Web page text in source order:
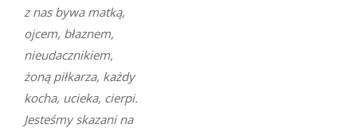
z nas bywa matką,
ojcem, błaznem,
nieudacznikiem,
żoną piłkarza, każdy
kocha, ucieka, cierpi.
Jesteśmy skazani na